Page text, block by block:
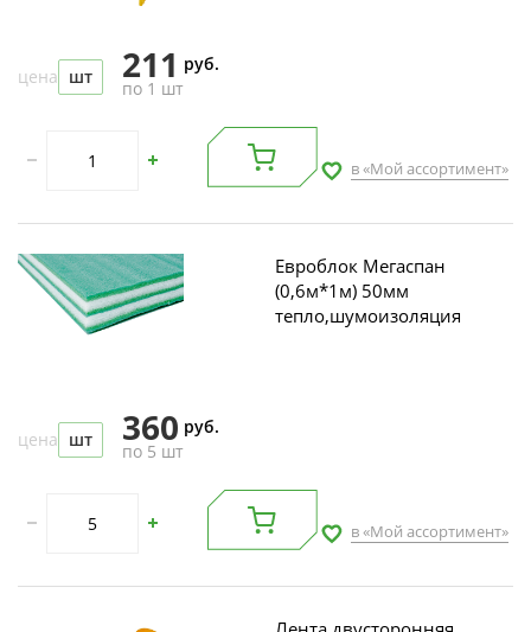
цена шт 211 руб.
по 1 шт
в «Мой ассортимент»
Евроблок Мегаспан
(0,6м*1м) 50мм
тепло,шумоизоляция
цена шт 360 руб.
по 5 шт
в «Мой ассортимент»